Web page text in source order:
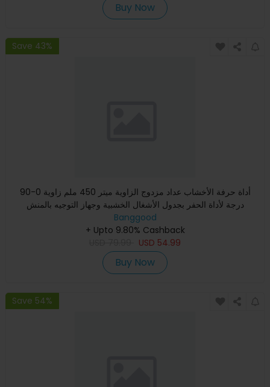
Buy Now
Save 43%
أداة حرفة الأخشاب عداد مزدوج الزاوية ميتر 450 ملم زاوية 0-90
درجة لأداة الحفر بجدول الأشغال الخشبية وجهاز التوجيه بالمنش
Banggood
+ Upto 9.80% Cashback
USD 54.99
Buy Now
Save 54%